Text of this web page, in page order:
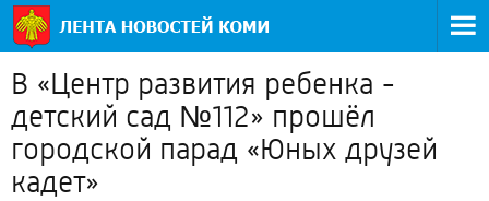
В «Центр развития ребенка -
детский сад №112» прошёл
городской парад «Юных друзей
кадет»